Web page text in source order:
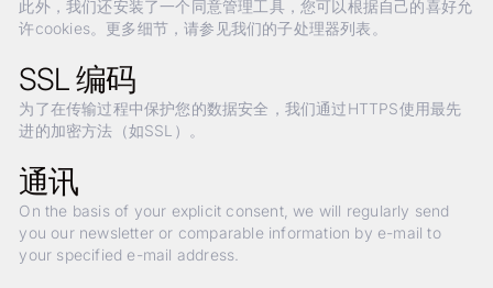
此外，我们还安装了一个同意管理工具，您可以根据自己的喜好允
许cookies。更多细节，请参见我们的子处理器列表。
SSL 编码
为了在传输过程中保护您的数据安全，我们通过HTTPS使用最先
进的加密方法（如SSL）。
通讯
On the basis of your explicit consent, we will regularly send
you our newsletter or comparable information by e-mail to
your specified e-mail address.